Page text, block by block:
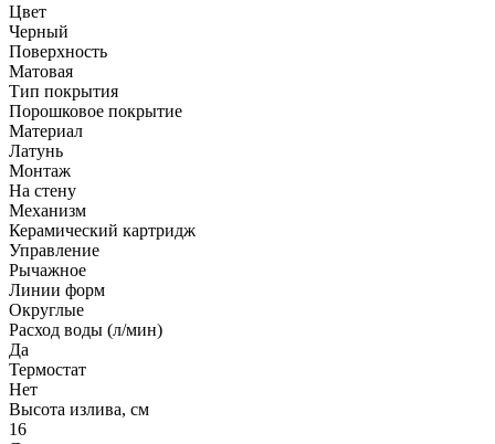
Цвет
Черный
Поверхность
Матовая
Тип покрытия
Порошковое покрытие
Материал
Латунь
Монтаж
На стену
Механизм
Керамический картридж
Управление
Рычажное
Линии форм
Округлые
Расход воды (л/мин)
Да
Термостат
Нет
Высота излива, см
16